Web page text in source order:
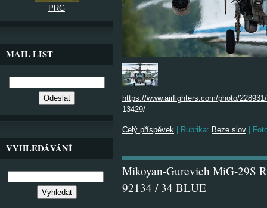
https://www.airfighters.com/photo/
13429/
Celý příspěvek Rubrika: Beze slov
Mikoyan-Gurevich MiG-29S
92134 / 34 BLUE
PRG
MAIL LIST
VYHLEDÁVÁNÍ